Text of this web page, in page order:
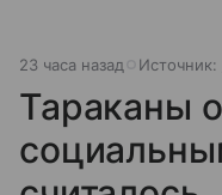
23 часа назад Источник:
Тараканы